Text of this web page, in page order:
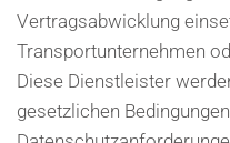
Vertragsabwicklung
Transportunternehmen
Diese Dienstleister
gesetzlichen